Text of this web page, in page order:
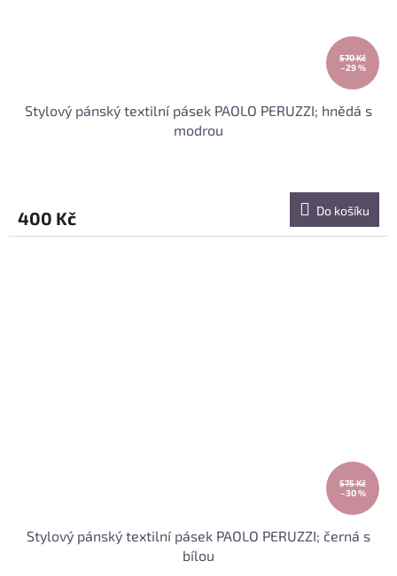
570 Kč
–29 %
Stylový pánský textilní pásek PAOLO PERUZZI; hnědá s
modrou
400 Kč Do košíku
575 Kč
–30 %
Stylový pánský textilní pásek PAOLO PERUZZI; černá s
bílou